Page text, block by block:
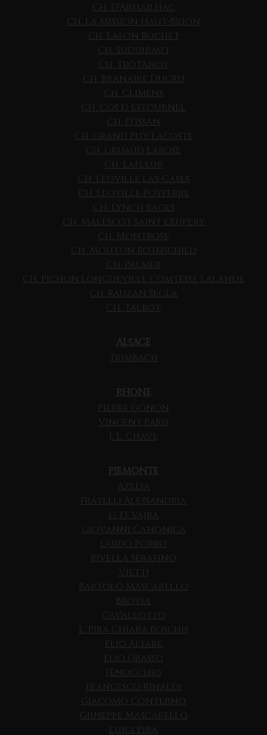
Ch. D'Armailhac
Ch. La Mission Haut-Brion
Ch. Lafon Rochet
Ch. Suduiraut
Ch. Trotanoy
Ch. Branaire Ducru
Ch. Climens
Ch. Cos D Estournel
Ch. D'Issan
Ch. Grand Puy Lacoste
Ch. Gruaud Larose
Ch. Lafleur
Ch. Leoville Las-Cases
Ch. Leoville Poyferre
Ch. Lynch Bages
Ch. Malescot Saint Exupery
Ch. Montrose
Ch. Mouton Rothschild
Ch. Palmer
Ch. Pichon Longueville Comtesse Lalande
Ch. Rauzan Segla
Ch. Talbot
ALSACE
Trimbach
RHONE
Pierre Gonon
Vincent Paris
J. L. Chave
PIEMONTE
Azelia
Fratelli Alessandria
G. D. Vajra
Giovanni Canonica
Guido Porro
Rivella Serafino
Vietti
Bartolo Mascarello
Brovia
Cavallotto
E. Pira Chiara Boschis
Elio Altare
Elio Grasso
Fenocchio
Francesco Rinaldi
Giacomo Conterno
Giuseppe Mascarello
Luigi Pira